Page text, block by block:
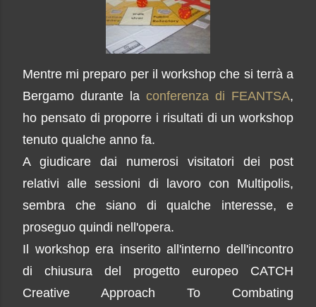
Mentre mi preparo per il workshop che si terrà a
Bergamo durante la conferenza di FEANTSA,
ho pensato di proporre i risultati di un workshop
tenuto qualche anno fa.
A giudicare dai numerosi visitatori dei post
relativi
alle sessioni di lavoro con Multipolis,
sembra che siano di qualche interesse, e
proseguo quindi nell'opera.
Il workshop era inserito all'interno dell'incontro
di chiusura del progetto europeo CATCH
Creative Approach To Combating